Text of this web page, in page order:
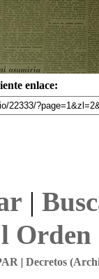
enlace:
|
Orden
| Decretos